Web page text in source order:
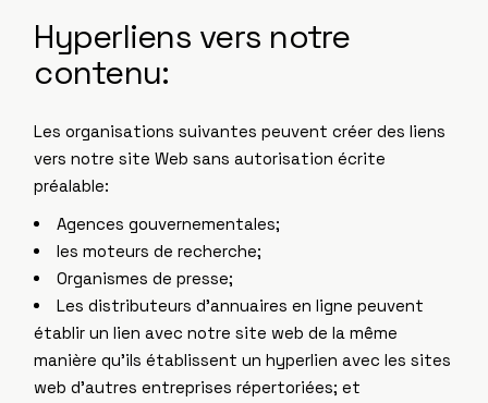
Hyperliens vers notre
contenu:
Les organisations suivantes peuvent créer des liens
vers notre site Web sans autorisation écrite
préalable:
Agences gouvernementales;
les moteurs de recherche;
Organismes de presse;
Les distributeurs d’annuaires en ligne peuvent
établir un lien avec notre site web de la même
manière qu’ils établissent un hyperlien avec les sites
web d’autres entreprises répertoriées; et